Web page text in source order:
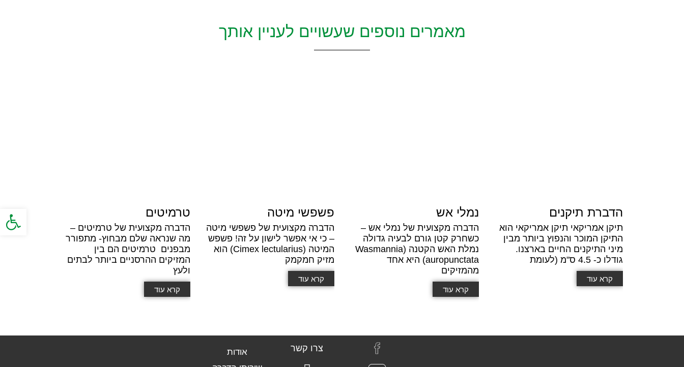
מאמרים נוספים שעשויים לעניין אותך
הדברת תיקנים
תיקן אמריקאי תיקן אמריקאי הוא
התיקן המוכר והנפוץ ביותר מבין
מיני התיקנים החיים בארצנו.
גודלו כ- 4.5 ס"מ (לעומת
קרא עוד
נמלי אש
הדברה מקצועית של נמלי אש –
כשחרק קטן גורם לבעיה גדולה
נמלת האש הקטנה (Wasmannia
auropunctata) היא אחד
מהמזיקים
קרא עוד
פשפשי מיטה
הדברה מקצועית של פשפשי מיטה
– כי אי אפשר לישון על זה! פשפש
המיטה (Cimex lectularius) הוא
מזיק חמקמק
קרא עוד
טרמיטים
הדברה מקצועית של טרמיטים –
מה שנראה שלם מבחוץ- מתפורר
מבפנים טרמיטים הם בין
המזיקים ההרסניים ביותר לבתים
ולעץ
קרא עוד
צרו קשר
אודות
פתח